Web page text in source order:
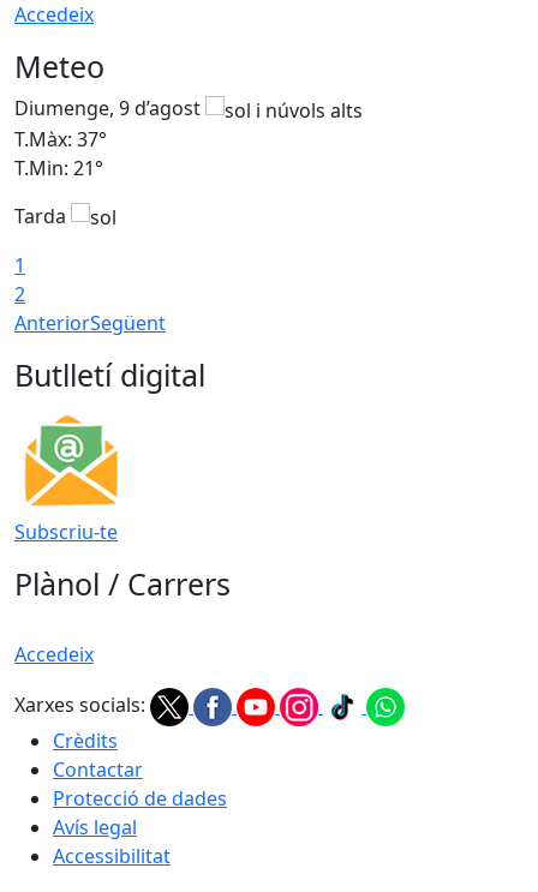
Accedeix
Meteo
Diumenge, 9 d’agost
T.Màx: 37°
T.Min: 21°
Tarda
1
2
AnteriorSegüent
Butlletí digital
Subscriu-te
Plànol / Carrers
Accedeix
Xarxes socials:
Crèdits
Contactar
Protecció de dades
Avís legal
Accessibilitat